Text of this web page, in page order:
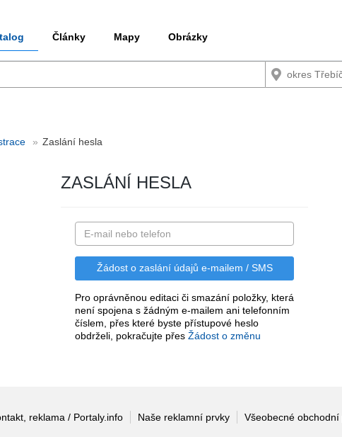
Články Mapy Obrázky
Zaslání hesla
ZASLÁNÍ HESLA
Pro oprávněnou editaci či smazání položky, která
není spojena s žádným e-mailem ani telefonním
číslem, přes které byste přístupové heslo
obdrželi, pokračujte přes Žádost o změnu
reklama / Portaly.info Naše reklamní prvky Všeobecné obchodní